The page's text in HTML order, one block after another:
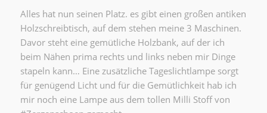
Alles hat nun seinen Platz. es gibt einen großen antiken
Holzschreibtisch, auf dem stehen meine 3 Maschinen.
Davor steht eine gemütliche Holzbank, auf der ich
beim Nähen prima rechts und links neben mir Dinge
stapeln kann… Eine zusätzliche Tageslichtlampe sorgt
für genügend Licht und für die Gemütlichkeit hab ich
mir noch eine Lampe aus dem tollen Milli Stoff von